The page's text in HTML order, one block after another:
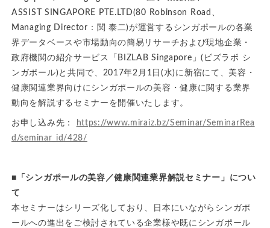
ASSIST SINGAPORE PTE.LTD(80 Robinson Road、
Managing Director：関 泰二)が運営するシンガポールの各業
界データベースや市場動向の簡易リサーチおよび現地企業・
政府機関の紹介サービス「BIZLAB Singapore」(ビズラボ シ
ンガポール)と共同で、2017年2月1日(水)に新宿にて、美容・
健康関連業界向けにシンガポールの美容・健康に関する業界
動向を解説するセミナーを開催いたします。
お申し込み先：
https://www.miraiz.bz/Seminar/SeminarRea
d/seminar_id/428/
■「シンガポールの美容／健康関連業界解説セミナー」につい
て
本セミナーはシリーズ化しており、日本にいながらシンガポ
ールへの進出をご検討されている企業様や既にシンガポール